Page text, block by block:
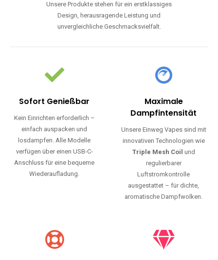
Unsere Produkte stehen für ein erstklassiges
Design, herausragende Leistung und
unvergleichliche Geschmacksvielfalt.
Sofort Genießbar
Kein Einrichten erforderlich –
einfach auspacken und
losdampfen. Alle Modelle
verfügen über einen USB-C-
Anschluss für eine bequeme
Wiederaufladung.
Maximale
Dampfintensität
Unsere Einweg Vapes sind mit
innovativen Technologien wie
Triple Mesh Coil und
regulierbarer
Luftstromkontrolle
ausgestattet – für dichte,
aromatische Dampfwolken.